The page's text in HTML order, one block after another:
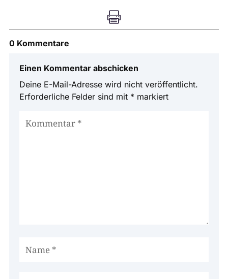

0 Kommentare
Einen Kommentar abschicken
Deine E-Mail-Adresse wird nicht veröffentlicht.
Erforderliche Felder sind mit * markiert